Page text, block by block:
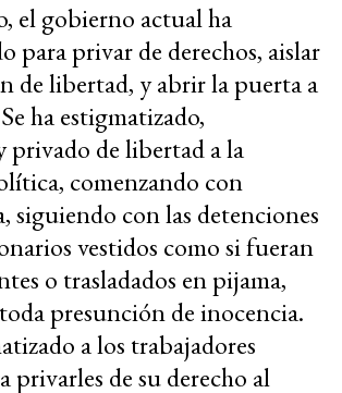
el gobierno actual ha
para privar de derechos, aislar
de libertad, y abrir la puerta a
ha estigmatizado,
privado de libertad a la
comenzando con
siguiendo con las detenciones
vestidos como si fueran
o trasladados en pijama,
presunción de inocencia.
a los trabajadores
privarles de su derecho al